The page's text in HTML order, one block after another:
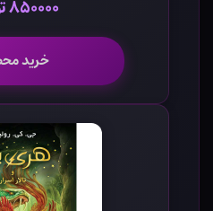
۸۵۰۰۰۰ تومان
خرید